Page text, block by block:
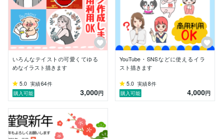
いろんなテイストの可愛くてゆる
めなイラスト描きます
5.0 実績64件
購入可能
3,000円
YouTube・SNSなどに使えるイラ
スト描きます
5.0 実績8件
購入可能
4,000円